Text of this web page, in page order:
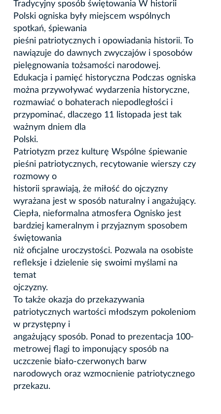
Tradycyjny sposób świętowania W historii
Polski ogniska były miejscem wspólnych
spotkań, śpiewania
pieśni patriotycznych i opowiadania historii. To
nawiązuje do dawnych zwyczajów i sposobów
pielęgnowania tożsamości narodowej.
Edukacja i pamięć historyczna Podczas ogniska
można przywoływać wydarzenia historyczne,
rozmawiać o bohaterach niepodległości i
przypominać, dlaczego 11 listopada jest tak
ważnym dniem dla
Polski.
Patriotyzm przez kulturę Wspólne śpiewanie
pieśni patriotycznych, recytowanie wierszy czy
rozmowy o
historii sprawiają, że miłość do ojczyzny
wyrażana jest w sposób naturalny i angażujący.
Ciepła, nieformalna atmosfera Ognisko jest
bardziej kameralnym i przyjaznym sposobem
świętowania
niż oficjalne uroczystości. Pozwala na osobiste
refleksje i dzielenie się swoimi myślami na
temat
ojczyzny.
To także okazja do przekazywania
patriotycznych wartości młodszym pokoleniom
w przystępny i
angażujący sposób. Ponad to prezentacja 100-
metrowej flagi to imponujący sposób na
uczczenie biało-czerwonych barw
narodowych oraz wzmocnienie patriotycznego
przekazu.